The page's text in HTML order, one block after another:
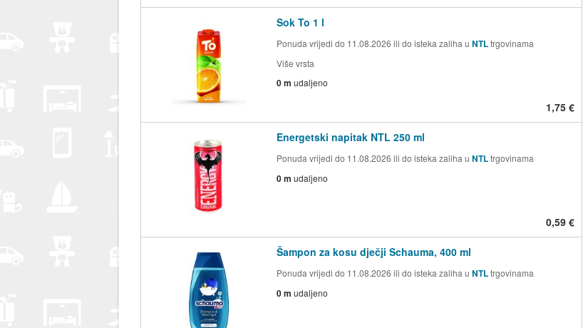
Sok To 1 l
Ponuda vrijedi do 11.08.2026 ili do isteka zaliha u NTLtrgovinama
Više vrsta
0 m udaljeno
1,75 €
Energetski napitak NTL 250 ml
Ponuda vrijedi do 11.08.2026 ili do isteka zaliha u NTLtrgovinama
0 m udaljeno
0,59 €
Šampon za kosu dječji Schauma, 400 ml
Ponuda vrijedi do 11.08.2026 ili do isteka zaliha u NTLtrgovinama
0 m udaljeno